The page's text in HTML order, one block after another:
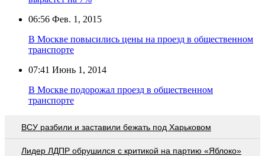
06:56 Фев. 1, 2015
В Москве повысились цены на проезд в общественном
транспорте
07:41 Июнь 1, 2014
В Москве подорожал проезд в общественном
транспорте
ВСУ разбили и заставили бежать под Харьковом
Лидер ЛДПР обрушился с критикой на партию «Яблоко»